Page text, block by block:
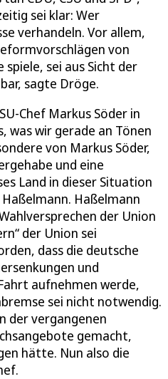
sei klar: Wer
verhandeln. Vor allem,
von
spiele, sei aus Sicht der
sagte Dröge.
Chef Markus Söder in
was wir gerade an Tönen
von Markus Söder,
und eine
Land in dieser Situation
Haßelmann
der Union
der Union sei
dass die deutsche
und
aufnehmen werde,
sei nicht notwendig.
der vergangenen
gemacht,
hätte. Nun also die